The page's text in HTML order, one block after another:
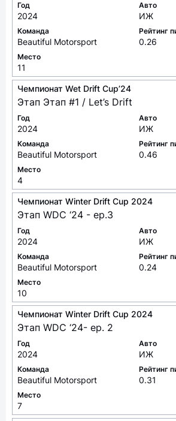
Год
2024
Авто
ИЖ
Команда
Beautiful Motorsport
Рейтинг
0.26
Место
11
Чемпионат Wet Drift Cup’24
Этап Этап #1 / Let’s Drift
Год
2024
Авто
ИЖ
Команда
Beautiful Motorsport
Рейтинг
0.46
Место
4
Чемпионат Winter Drift Cup 2024
Этап WDC ‘24 - ep.3
Год
2024
Авто
ИЖ
Команда
Beautiful Motorsport
Рейтинг
0.24
Место
10
Чемпионат Winter Drift Cup 2024
Этап WDC ‘24- ep. 2
Год
2024
Авто
ИЖ
Команда
Beautiful Motorsport
Рейтинг
0.31
Место
7